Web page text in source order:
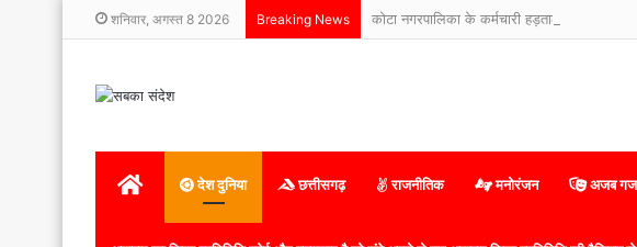
शनिवार, अगस्त 8 2026 Breaking News
होम देश दुनिया छत्तीसगढ़ राजनीतिक मनोरंजन अजब